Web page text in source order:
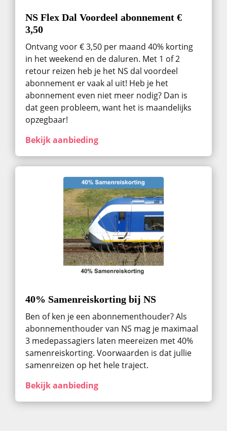
NS Flex Dal Voordeel abonnement €
3,50
Ontvang voor € 3,50 per maand 40% korting
in het weekend en de daluren. Met 1 of 2
retour reizen heb je het NS dal voordeel
abonnement er vaak al uit! Heb je het
abonnement even niet meer nodig? Dan is
dat geen probleem, want het is maandelijks
opzegbaar!
Bekijk aanbieding
40% Samenreiskorting bij NS
Ben of ken je een abonnementhouder? Als
abonnementhouder van NS mag je maximaal
3 medepassagiers laten meereizen met 40%
samenreiskorting. Voorwaarden is dat jullie
samenreizen op het hele traject.
Bekijk aanbieding